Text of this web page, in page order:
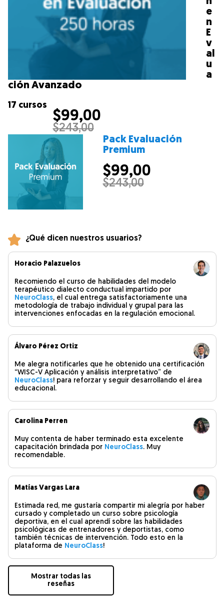
e
n
E
v
al
u
a
ción Avanzado
17 cursos
$243,00
$99,00
Pack Evaluación
Premium
$243,00
$99,00
¿Qué dicen nuestros usuarios?
Horacio Palazuelos
Recomiendo el curso de habilidades del modelo
terapéutico dialecto conductual impartido por
NeuroClass, el cual entrega satisfactoriamente una
metodología de trabajo individual y grupal para las
intervenciones enfocadas en la regulación emocional.
Álvaro Pérez Ortiz
Me alegra notificarles que he obtenido una certificación
“WISC-V Aplicación y análisis interpretativo” de
NeuroClass! para reforzar y seguir desarrollando el área
educacional.
Carolina Perren
Muy contenta de haber terminado esta excelente
capacitación brindada por NeuroClass. Muy
recomendable.
Matías Vargas Lara
Estimada red, me gustaría compartir mi alegría por haber
cursado y completado un curso sobre psicología
deportiva, en el cual aprendí sobre las habilidades
psicológicas de entrenadores y deportistas, como
también técnicas de intervención. Todo esto en la
plataforma de NeuroClass!
Mostrar todas las
reseñas